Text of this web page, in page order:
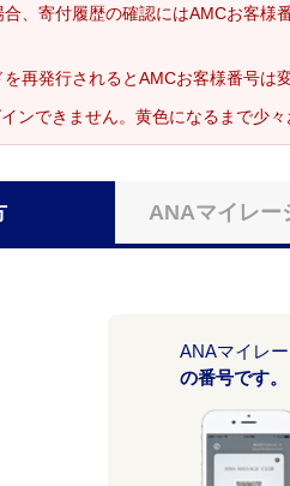
、寄付履歴の確認にはAMCお客様
再発行されるとAMCお客様番号は
ンできません。黄色になるまで少々
ANAマイレー
ANAマイレ
の番号です。